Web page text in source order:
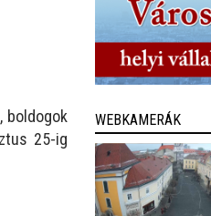
boldogok
25-ig
WEBKAMERÁK